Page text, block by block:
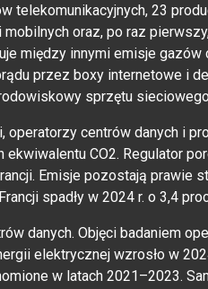
telekomunikacyjnych, 23
oraz, po raz
między innymi emisje
przez boxy internetowe i
sprzętu
operatorzy centrów danych i
CO2. Regulator
Emisje pozostają prawie
spadły w 2024 r. o 3,4
danych. Objęci badaniem
elektrycznej wzrosło w
w latach 2021–2023.